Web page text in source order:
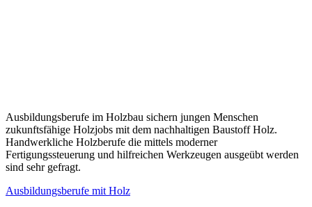
Ausbildungsberufe im Holzbau sichern jungen Menschen
zukunftsfähige Holzjobs mit dem nachhaltigen Baustoff Holz.
Handwerkliche Holzberufe die mittels moderner
Fertigungssteuerung und hilfreichen Werkzeugen ausgeübt werden
sind sehr gefragt.
Ausbildungsberufe mit Holz